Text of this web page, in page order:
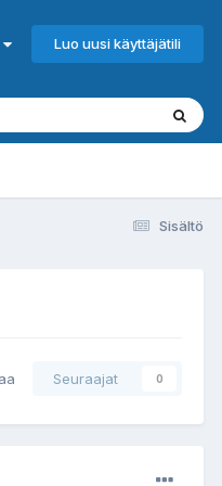
Luo uusi käyttäjätili
Sisältö
Seuraajat 0